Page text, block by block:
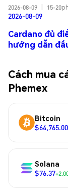
2026-08-09
15-
2026-08-09
Cardano đủ
hướng dẫn
Cách mua
Phemex
Bitcoin
$64,765.00
Solana
$76.37